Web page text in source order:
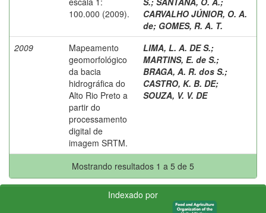
100.000 (2009).
CARVALHO JÚNIOR, O. A.
de; GOMES, R. A. T.
2009
Mapeamento
geomorfológico
da bacia
hidrográfica do
Alto Rio Preto a
partir do
processamento
digital de
imagem SRTM.
LIMA, L. A. DE S.;
MARTINS, E. de S.;
BRAGA, A. R. dos S.;
CASTRO, K. B. DE;
SOUZA, V. V. DE
Mostrando resultados 1 a 5 de 5
Indexado por